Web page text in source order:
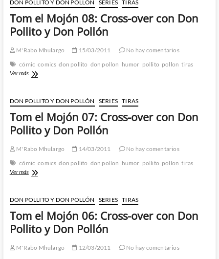
de
lo
oculto
2º
DON POLLITO Y DON POLLÓN SERIES TIRAS
Tom el Mojón 08: Cross-over con Don
Pollito y Don Pollón
M'Rabo Mhulargo 15/03/2011
No hay comentarios
cómic comics don pollito don pollon humor pollito pollon tiras
Ver másTom
08:
Cross-
over
con
Don
y
Don
Pollón
DON POLLITO Y DON POLLÓN SERIES TIRAS
Tom el Mojón 07: Cross-over con Don
Pollito y Don Pollón
M'Rabo Mhulargo 14/03/2011
No hay comentarios
cómic comics don pollito don pollon humor pollito pollon tiras
Ver másTom
07:
Cross-
over
con
Don
y
DON POLLITO Y DON POLLÓN SERIES TIRAS
Tom el Mojón 06: Cross-over con Don
Pollito y Don Pollón
M'Rabo Mhulargo 12/03/2011
No hay comentarios